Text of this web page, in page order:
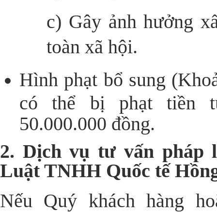
c) Gây ảnh hưởng
toàn xã hội.
Hình phạt bổ sung
có thể bị phạt tiền
50.000.000 đồng.
2. Dịch vụ tư vấn pháp
Luật TNHH Quốc tế
Nếu Quý khách hàng